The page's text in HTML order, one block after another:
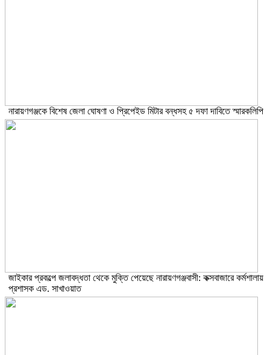
নারায়ণগঞ্জকে বিশেষ জেলা ঘোষণা ও প্রিপেইড মিটার বন্ধসহ ৫ দফা দাবিতে স্মারকলিপি
জাইকার প্রকল্পে জলাবদ্ধতা থেকে মুক্তি পেয়েছে নারায়ণগঞ্জবাসী: কক্সবাজারে কর্মশালায়
প্রশাসক এড. সাখাওয়াত